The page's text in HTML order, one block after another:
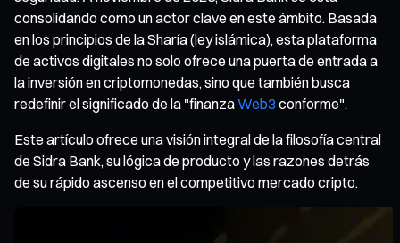
consolidando como un actor clave en este ámbito. Basada
en los principios de la Sharía (ley islámica), esta plataforma
de activos digitales no solo ofrece una puerta de entrada a
la inversión en criptomonedas, sino que también busca
redefinir el significado de la "finanzaWeb3 conforme".
Este artículo ofrece una visión integral de la filosofía central
de Sidra Bank, su lógica de producto y las razones detrás
de su rápido ascenso en el competitivo mercado cripto.